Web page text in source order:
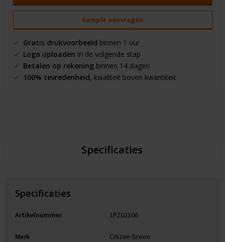
Sample aanvragen
Gratis drukvoorbeeld binnen 1 uur
Logo uploaden in de volgende stap
Betalen op rekeningbinnen 14 dagen
100% tevredenheid, kwaliteit boven kwantiteit
Specificaties
Specificaties
Artikelnummer 1PZ02106
Merk Citizen Green